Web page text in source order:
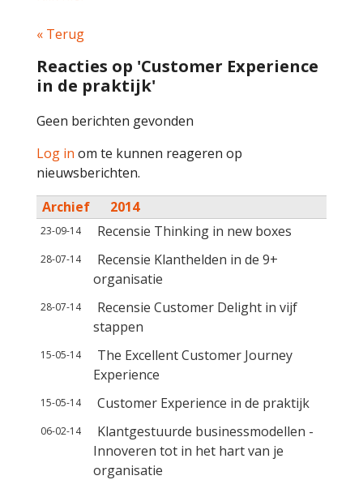
« Terug
Reacties op 'Customer Experience
in de praktijk'
Geen berichten gevonden
Log in om te kunnen reageren op
nieuwsberichten.
Archief
2014
23-09-14 Recensie Thinking in new boxes
28-07-14
Recensie Klanthelden in de 9+
organisatie
28-07-14
Recensie Customer Delight in vijf
stappen
15-05-14
The Excellent Customer Journey
Experience
15-05-14 Customer Experience in de praktijk
06-02-14
Klantgestuurde businessmodellen -
Innoveren tot in het hart van je
organisatie